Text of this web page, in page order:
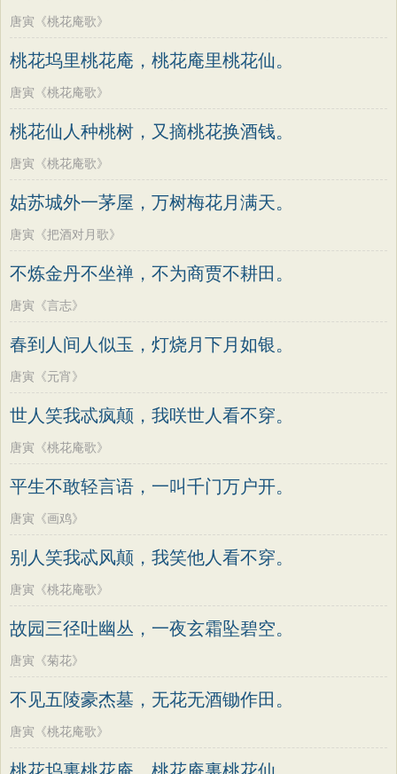
唐寅《桃花庵歌》
桃花坞里桃花庵，桃花庵里桃花仙。
唐寅《桃花庵歌》
桃花仙人种桃树，又摘桃花换酒钱。
唐寅《桃花庵歌》
姑苏城外一茅屋，万树梅花月满天。
唐寅《把酒对月歌》
不炼金丹不坐禅，不为商贾不耕田。
唐寅《言志》
春到人间人似玉，灯烧月下月如银。
唐寅《元宵》
世人笑我忒疯颠，我咲世人看不穿。
唐寅《桃花庵歌》
平生不敢轻言语，一叫千门万户开。
唐寅《画鸡》
别人笑我忒风颠，我笑他人看不穿。
唐寅《桃花庵歌》
故园三径吐幽丛，一夜玄霜坠碧空。
唐寅《菊花》
不见五陵豪杰墓，无花无酒锄作田。
唐寅《桃花庵歌》